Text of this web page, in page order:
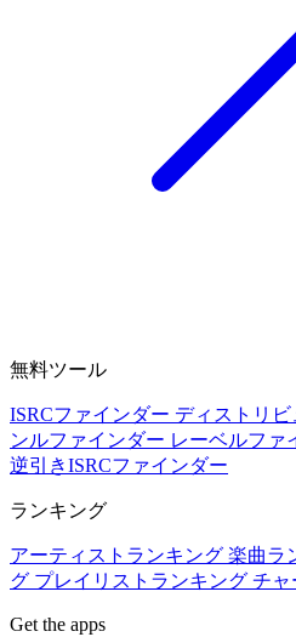
無料ツール
ISRCファインダー ディストリ
ンルファインダー レーベルファ
逆引きISRCファインダー
ランキング
アーティストランキング 楽曲ラ
グ プレイリストランキング チャ
Get the apps